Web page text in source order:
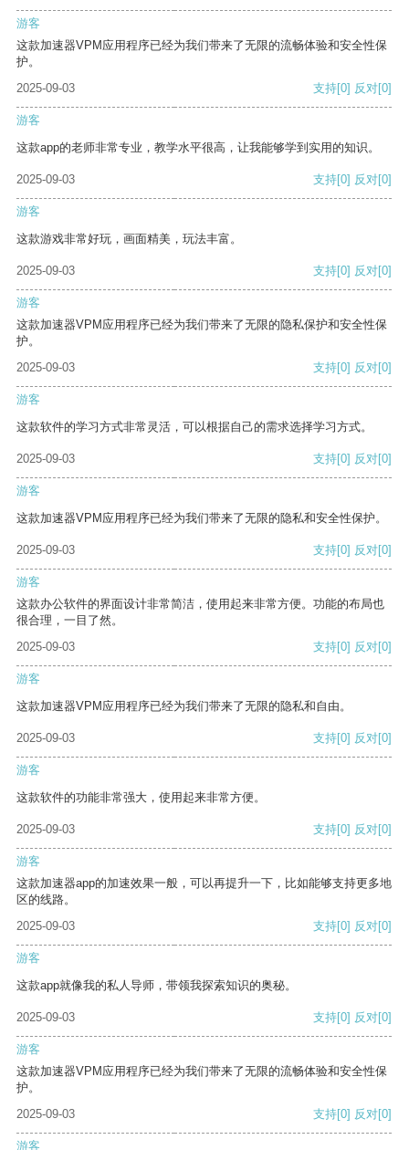
游客
这款加速器VPM应用程序已经为我们带来了无限的流畅体验和安全性保
护。
2025-09-03
支持[0] 反对[0]
游客
这款app的老师非常专业，教学水平很高，让我能够学到实用的知识。
2025-09-03 支持[0] 反对[0]
游客
这款游戏非常好玩，画面精美，玩法丰富。
2025-09-03 支持[0] 反对[0]
游客
这款加速器VPM应用程序已经为我们带来了无限的隐私保护和安全性保
护。
2025-09-03
支持[0] 反对[0]
游客
这款软件的学习方式非常灵活，可以根据自己的需求选择学习方式。
2025-09-03 支持[0] 反对[0]
游客
这款加速器VPM应用程序已经为我们带来了无限的隐私和安全性保护。
2025-09-03 支持[0] 反对[0]
游客
这款办公软件的界面设计非常简洁，使用起来非常方便。功能的布局也
很合理，一目了然。
2025-09-03
支持[0] 反对[0]
游客
这款加速器VPM应用程序已经为我们带来了无限的隐私和自由。
2025-09-03 支持[0] 反对[0]
游客
这款软件的功能非常强大，使用起来非常方便。
2025-09-03 支持[0] 反对[0]
游客
这款加速器app的加速效果一般，可以再提升一下，比如能够支持更多地
区的线路。
2025-09-03
支持[0] 反对[0]
游客
这款app就像我的私人导师，带领我探索知识的奥秘。
2025-09-03 支持[0] 反对[0]
游客
这款加速器VPM应用程序已经为我们带来了无限的流畅体验和安全性保
护。
2025-09-03
支持[0] 反对[0]
游客